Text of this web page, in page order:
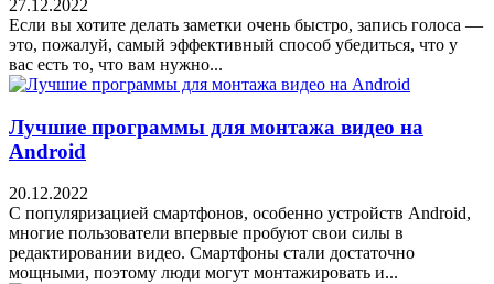
27.12.2022
Если вы хотите делать заметки очень быстро, запись голоса —
это, пожалуй, самый эффективный способ убедиться, что у
вас есть то, что вам нужно...
Лучшие программы для монтажа видео на
Android
20.12.2022
С популяризацией смартфонов, особенно устройств Android,
многие пользователи впервые пробуют свои силы в
редактировании видео. Смартфоны стали достаточно
мощными, поэтому люди могут монтажировать и...